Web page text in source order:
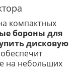
компактных
бороны для
дисковую
на небольших